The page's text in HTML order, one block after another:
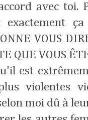
avec toi.
exactement
VOUS
QUE VOUS
est
violentes
moi dû à